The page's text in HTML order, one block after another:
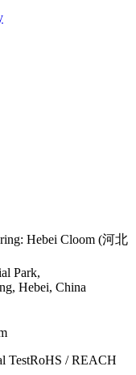
Hebei Cloom (河北
Park,
Hebei, China
TestRoHS / REACH